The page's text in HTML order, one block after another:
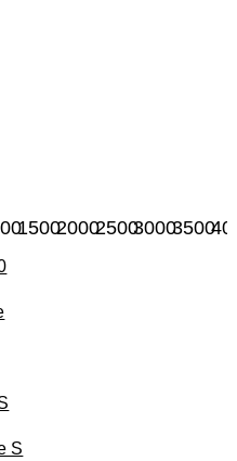
15002000250030003500
S